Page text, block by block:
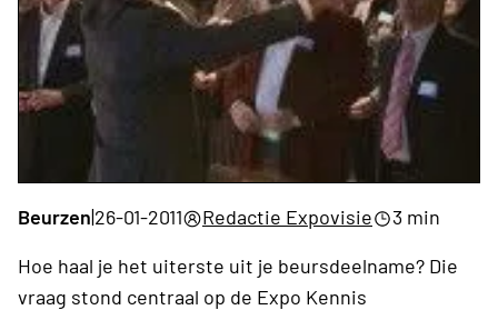
Beurzen|26-01-2011 Redactie Expovisie
3 min
Hoe haal je het uiterste uit je beursdeelname? Die
vraag stond centraal op de Expo Kennis